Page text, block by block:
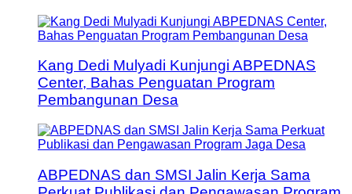
Kang Dedi Mulyadi Kunjungi ABPEDNAS
Center, Bahas Penguatan Program
Pembangunan Desa
ABPEDNAS dan SMSI Jalin Kerja Sama